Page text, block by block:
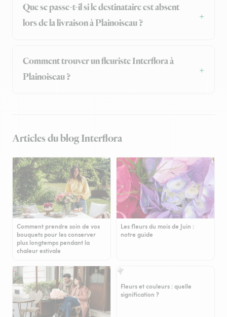
Que se passe-t-il si le destinataire est absent
lors de la livraison à Plainoiseau ?
Comment trouver un fleuriste Interflora à
Plainoiseau ?
Articles du blog Interflora
Comment prendre soin de vos
bouquets pour les conserver
plus longtemps pendant la
chaleur estivale
Les fleurs du mois de Juin :
notre guide
Fleurs et couleurs : quelle
signification ?